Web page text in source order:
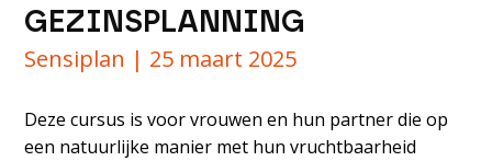
GEZINSPLANNING
Sensiplan | 25 maart 2025
Deze cursus is voor vrouwen en hun partner die op
een natuurlijke manier met hun vruchtbaarheid